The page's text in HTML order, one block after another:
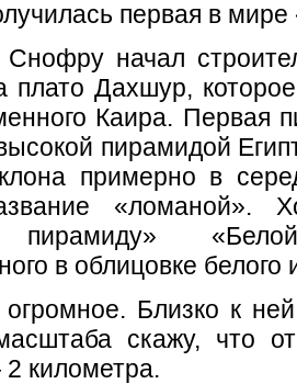
первая в
Снофру начал
плато Дахшур,
Каира.
пирамидой
примерно в
«ломаной».
пирамиду»
в облицовке белого
Близко к
скажу, что
километра.